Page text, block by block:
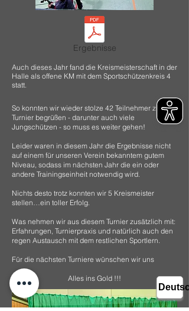
Ergebnisse
Auch dieses Jahr fand die Kreismeisterschaft in der
Halle als offene KM mit dem Sportschützenkreis 4
statt.
So konnten wir wieder stolze 42 Teilnehmer zum
Turnier begrüßen - darunter auch viele
Jungschützen - so muss es weiter gehen!
Leider waren in diesem Jahr die Ergebnisse nicht
auf einem für unseren Verein bekanntem gutem
Niveau, sodass im nächsten Jahr die ein oder
andere Trainingseinheit notwendig wird.
Nichts desto trotz konnten wir 5 Kreismeister
stellen…ein toller Erfolg.
Was nehmen wir aus diesem Turnier zusätzlich mit:
Erfahrungen, Turnierpraxis und natürlich auch den
regen Austausch mit dem restlichen Sportlern.
Für die nächsten Turniere wünschen wir uns
Alles ins Gold !!!